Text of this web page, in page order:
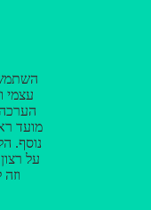
עצמי
מועד
נוסף.
על